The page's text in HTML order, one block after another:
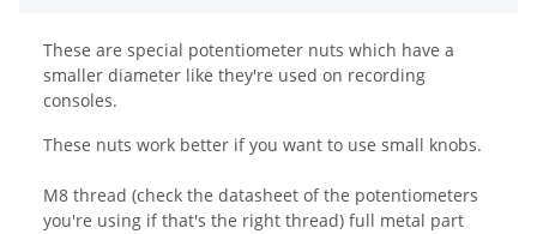
These are special potentiometer nuts which have a
smaller diameter like they're used on recording
consoles.
These nuts work better if you want to use small knobs.
M8 thread (check the datasheet of the potentiometers
you're using if that's the right thread) full metal part